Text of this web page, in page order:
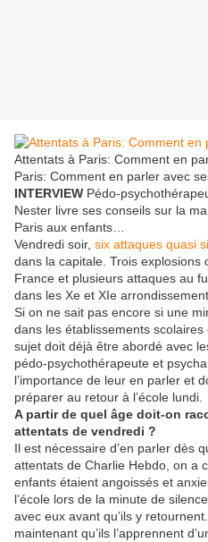
Attentats à Paris: Comment en
Paris: Comment en parler avec
INTERVIEW Pédo-
Nester livre ses conseils sur la
Paris aux enfants…
Vendredi soir, six attaques quasi
dans la capitale. Trois
France et plusieurs attaques au
dans les Xe et XIe
Si on ne sait pas encore si une
dans les établissements
sujet doit déjà être abordé avec
pédo-psychothérapeute et
l’importance de leur en parler et
préparer au retour à l’école lundi.
A partir de quel âge doit-on
attentats de vendredi ?
Il est nécessaire d’en parler dès
attentats de Charlie Hebdo, on a
enfants étaient angoissés et
l’école lors de la minute de
avec eux avant qu’ils y
maintenant qu’ils l’apprennent